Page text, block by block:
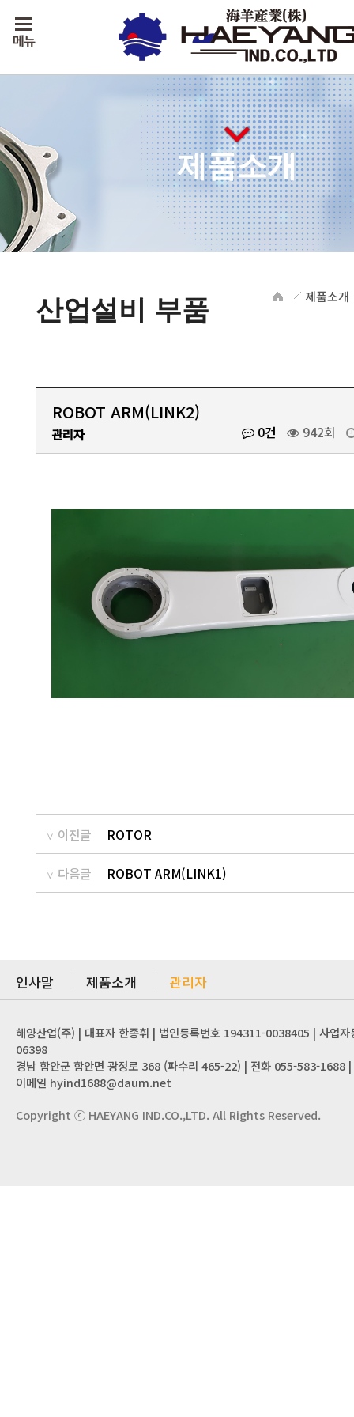
제품소개
산업설비 부품 제품소개
ROBOT ARM(LINK2)
관리자 0건 942회
이전글 ROTOR
다음글 ROBOT ARM(LINK1)
인사말 제품소개 관리자
해양산업(주) | 대표자 한종휘 | 법인등록번호 194311-0038405 | 사업
06398
경남 함안군 함안면 광정로 368 (파수리 465-22) | 전화 055-583-1688
이메일 hyind1688@daum.net
Copyright ⓒ HAEYANG IND.CO.,LTD. All Rights Reserved.